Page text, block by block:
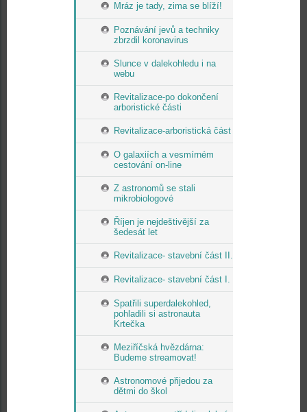
Mráz je tady, zima se blíží!
Poznávání jevů a techniky
zbrzdil koronavirus
Slunce v dalekohledu i na
webu
Revitalizace-po dokončení
arboristické části
Revitalizace-arboristická část
O galaxiích a vesmírném
cestování on-line
Z astronomů se stali
mikrobiologové
Říjen je nejdeštivější za
šedesát let
Revitalizace- stavební část II.
Revitalizace- stavební část I.
Spatřili superdalekohled,
pohladili si astronauta
Krtečka
Meziříčská hvězdárna:
Budeme streamovat!
Astronomové přijedou za
dětmi do škol